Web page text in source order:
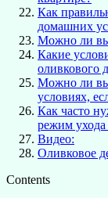
Как
домашних
Можно ли
Какие
оливкового
Можно ли
условиях,
Как часто
режим
Видео:
Оливковое
Contents